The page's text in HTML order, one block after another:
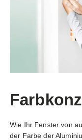
Wie Ihr Fenster von
der Farbe der